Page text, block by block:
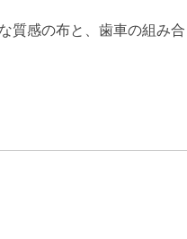
質感の布と、歯車の組み合